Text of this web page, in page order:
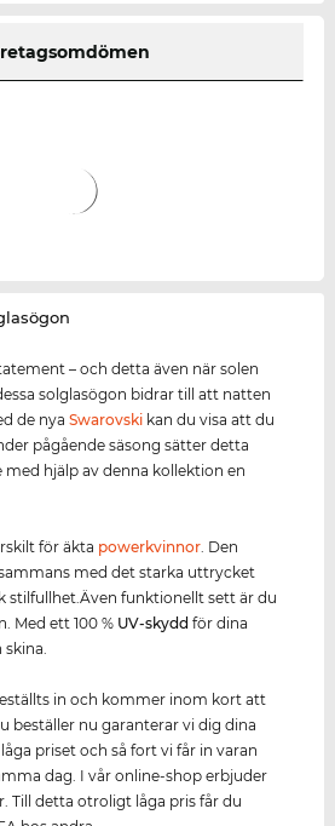
– och detta även när solen
solglasögon bidrar till att natten
de nyaSwarovski kan du visa att du
pågående säsong sätter detta
hjälp av denna kollektion en
för äkta powerkvinnor. Den
med det starka uttrycket
stilfullhet.Även funktionellt sett är du
Med ett 100 % UV-skydd för dina
skina.
in och kommer inom kort att
beställer nu garanterar vi dig dina
priset och så fort vi får in varan
dag. I vår online-shop erbjuder
Till detta otroligt låga pris får du